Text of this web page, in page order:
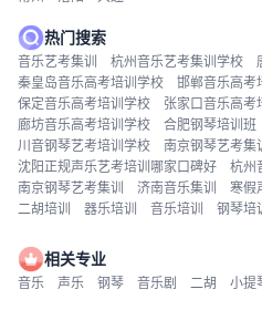
热门搜索
音乐艺考集训 杭州音乐艺考集训学校
秦皇岛音乐高考培训学校
邯郸音乐高考
保定音乐高考培训学校
张家口音乐高考
廊坊音乐高考培训学校
合肥钢琴培训班
川音钢琴艺考培训学校
南京钢琴艺考集
沈阳正规声乐艺考培训哪家口碑好
杭州
南京钢琴艺考集训
济南音乐集训 寒假
二胡培训
器乐培训 音乐培训 钢琴培
相关专业
音乐 声乐 钢琴 音乐剧 二胡 小提